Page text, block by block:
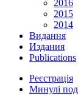
2016
2015
2014
Видання
Издания
Publications
Реєстрація
Минулі